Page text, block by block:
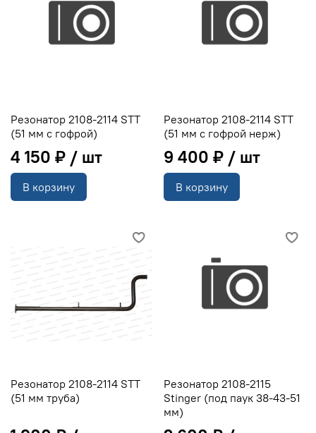
Резонатор 2108-2114 STT
(51 мм с гофрой)
4 150 ₽
В корзину
Резонатор 2108-2114 STT
(51 мм с гофрой нерж)
9 400 ₽
В корзину
Резонатор 2108-2114 STT
(51 мм труба)
Резонатор 2108-2115
Stinger (под паук 38-43-51
мм)